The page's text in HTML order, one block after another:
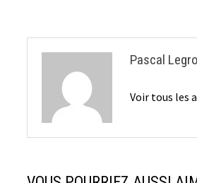
Pascal
Voir tous les